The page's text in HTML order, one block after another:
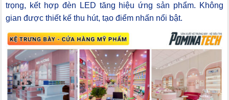
trọng, kết hợp đèn LED tăng hiệu ứng sản phẩm. Không
gian được thiết kế thu hút, tạo điểm nhấn nổi bật.